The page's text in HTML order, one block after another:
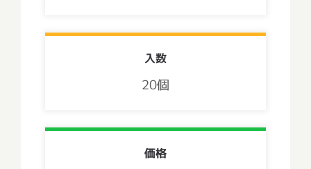
入数
20個
価格